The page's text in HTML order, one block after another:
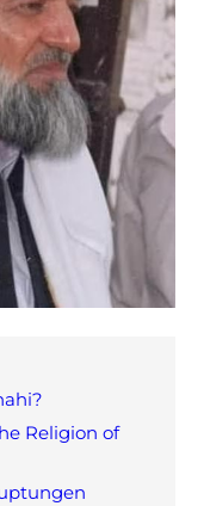
Religion of